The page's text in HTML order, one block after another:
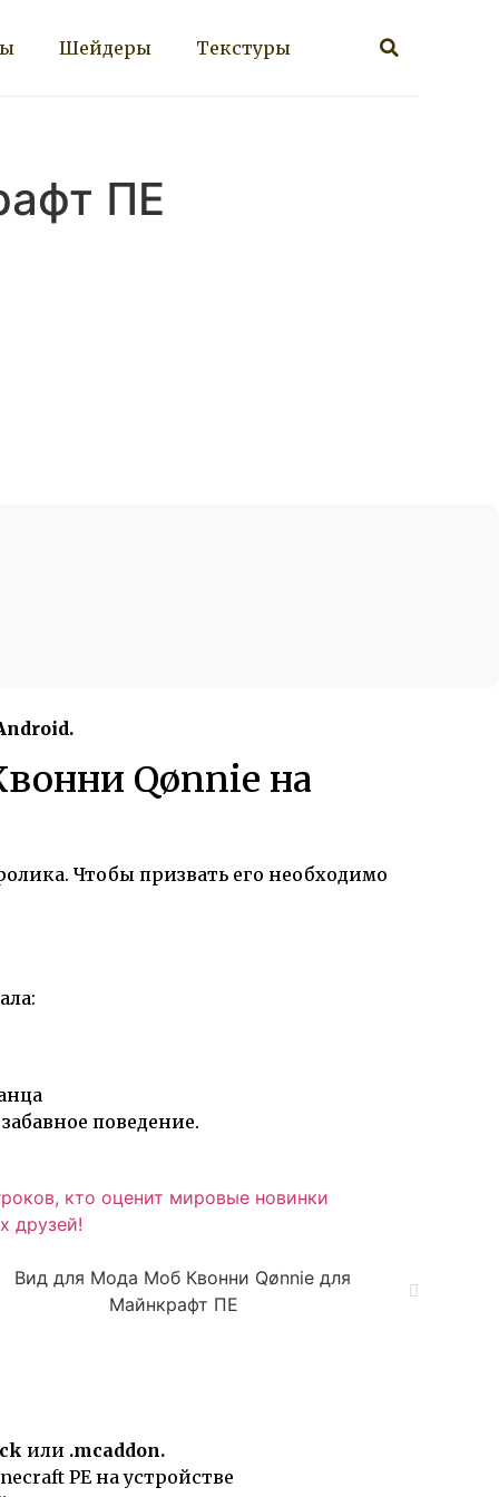
Шейдеры Текстуры
ПЕ
Qønnie на
Чтобы призвать его необходимо
поведение.
кто оценит мировые новинки
друзей!
или .mcaddon.
PE на устройстве